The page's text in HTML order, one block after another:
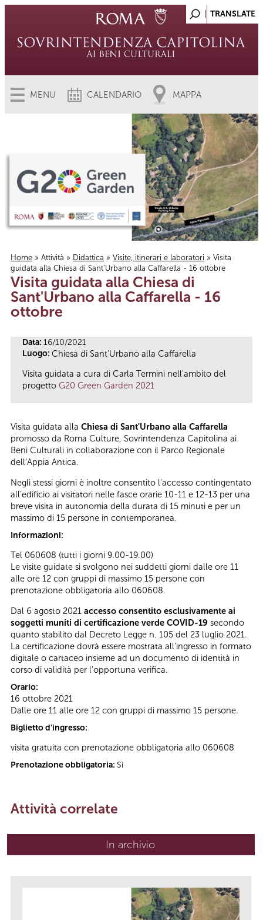
MENU CALENDARIO MAPPA
Tu sei qui
Home » Attività » Didattica » Visite, itinerari e laboratori » Visita
guidata alla Chiesa di Sant'Urbano alla Caffarella - 16 ottobre
Visita guidata alla Chiesa di
Sant'Urbano alla Caffarella - 16
ottobre
Data: 16/10/2021
Luogo: Chiesa di Sant'Urbano alla Caffarella
Visita guidata a cura di Carla Termini nell'ambito del
progetto G20 Green Garden 2021
Visita guidata alla Chiesa di Sant'Urbano alla Caffarella
promosso da Roma Culture, Sovrintendenza Capitolina ai
Beni Culturali in collaborazione con il Parco Regionale
dell’Appia Antica.
Negli stessi giorni è inoltre consentito l’accesso contingentato
all’edificio ai visitatori nelle fasce orarie 10-11 e 12-13 per una
breve visita in autonomia della durata di 15 minuti e per un
massimo di 15 persone in contemporanea.
Informazioni:
Tel 060608 (tutti i giorni 9.00-19.00)
Le visite guidate si svolgono nei suddetti giorni dalle ore 11
alle ore 12 con gruppi di massimo 15 persone con
prenotazione obbligatoria allo 060608.
Dal 6 agosto 2021 accesso consentito esclusivamente ai
soggetti muniti di certificazione verde COVID-19 secondo
quanto stabilito dal Decreto Legge n. 105 del 23 luglio 2021.
La certificazione dovrà essere mostrata all’ingresso in formato
digitale o cartaceo insieme ad un documento di identità in
corso di validità per l’opportuna verifica.
Orario:
16 ottobre 2021
Dalle ore 11 alle ore 12 con gruppi di massimo 15 persone.
Biglietto d'ingresso:
visita gratuita con prenotazione obbligatoria allo 060608
Prenotazione obbligatoria: Sì
Attività correlate
In archivio